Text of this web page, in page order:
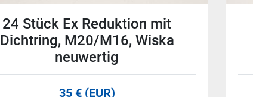
24 Stück Ex Reduktion mit
Dichtring, M20/M16, Wiska
neuwertig
35 € (EUR)